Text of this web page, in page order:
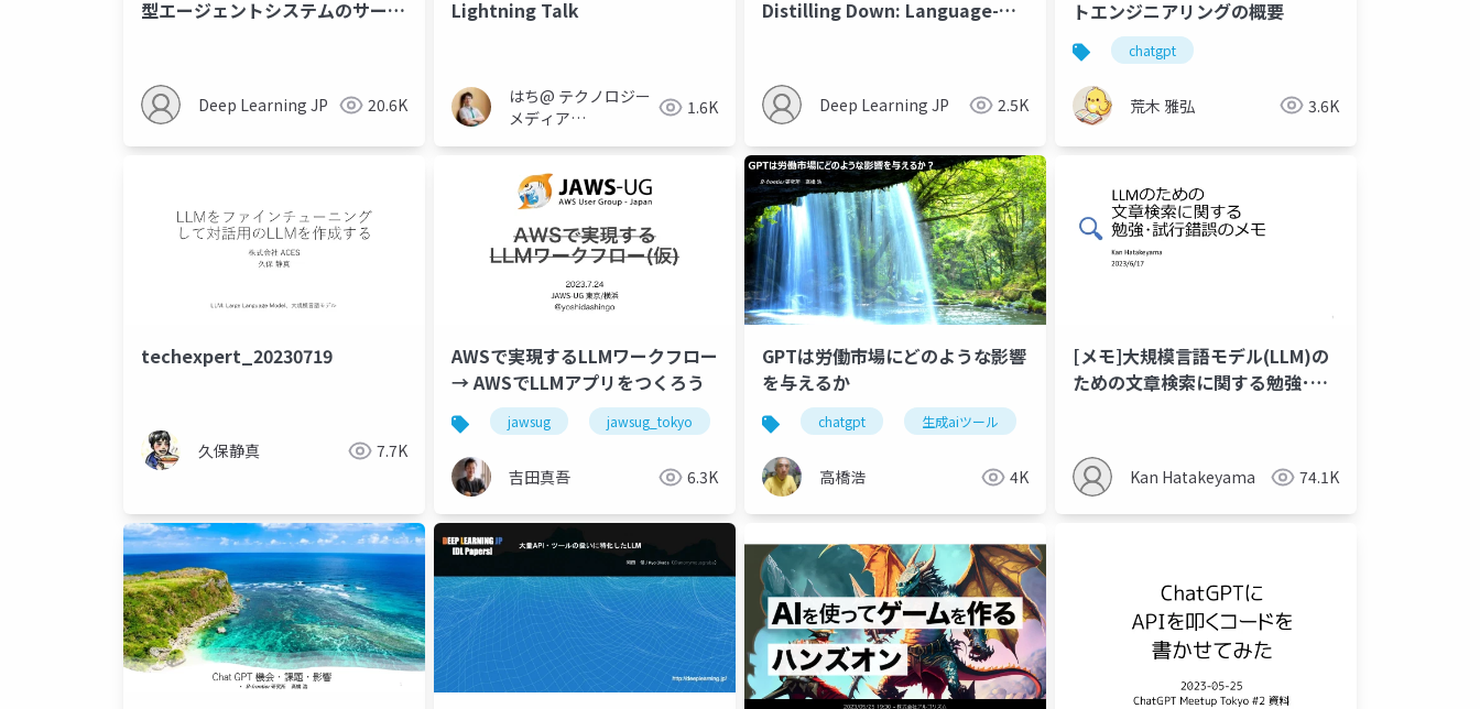
型エージェントシステムのサーベ
Deep Learning JP 20.6K
Lightning Talk
はち@ テクノロジー
メディア
1.6K
Distilling Down: Language-
Deep Learning JP 2.5K
トエンジニアリングの概要
chatgpt
荒木 雅弘 3.6K
techexpert_20230719
久保静真 7.7K
AWSで実現するLLMワークフロー
→ AWSでLLMアプリをつくろう
jawsug jawsug_tokyo langchain kendra openai
吉田真吾 6.3K
GPTは労働市場にどのような影響
を与えるか
chatgpt 生成aiツール
高橋浩 4K
[メモ]大規模言語モデル(LLM)の
ための文章検索に関する勉強･試
Kan Hatakeyama 74.1K